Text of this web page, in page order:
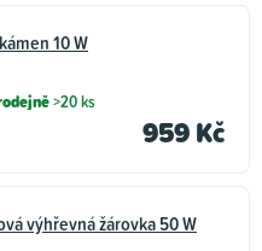
10 W
>20 ks
959 Kč
výhřevná žárovka 50 W